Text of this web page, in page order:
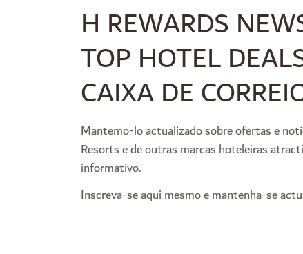
H REWARDS
TOP HOTEL
CAIXA DE
Mantemo-lo actualizado sobre ofertas e
Resorts e de outras marcas hoteleiras
informativo.
Inscreva-se aqui mesmo e mantenha-se